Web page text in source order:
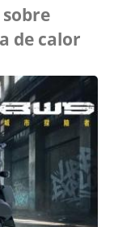
de calor